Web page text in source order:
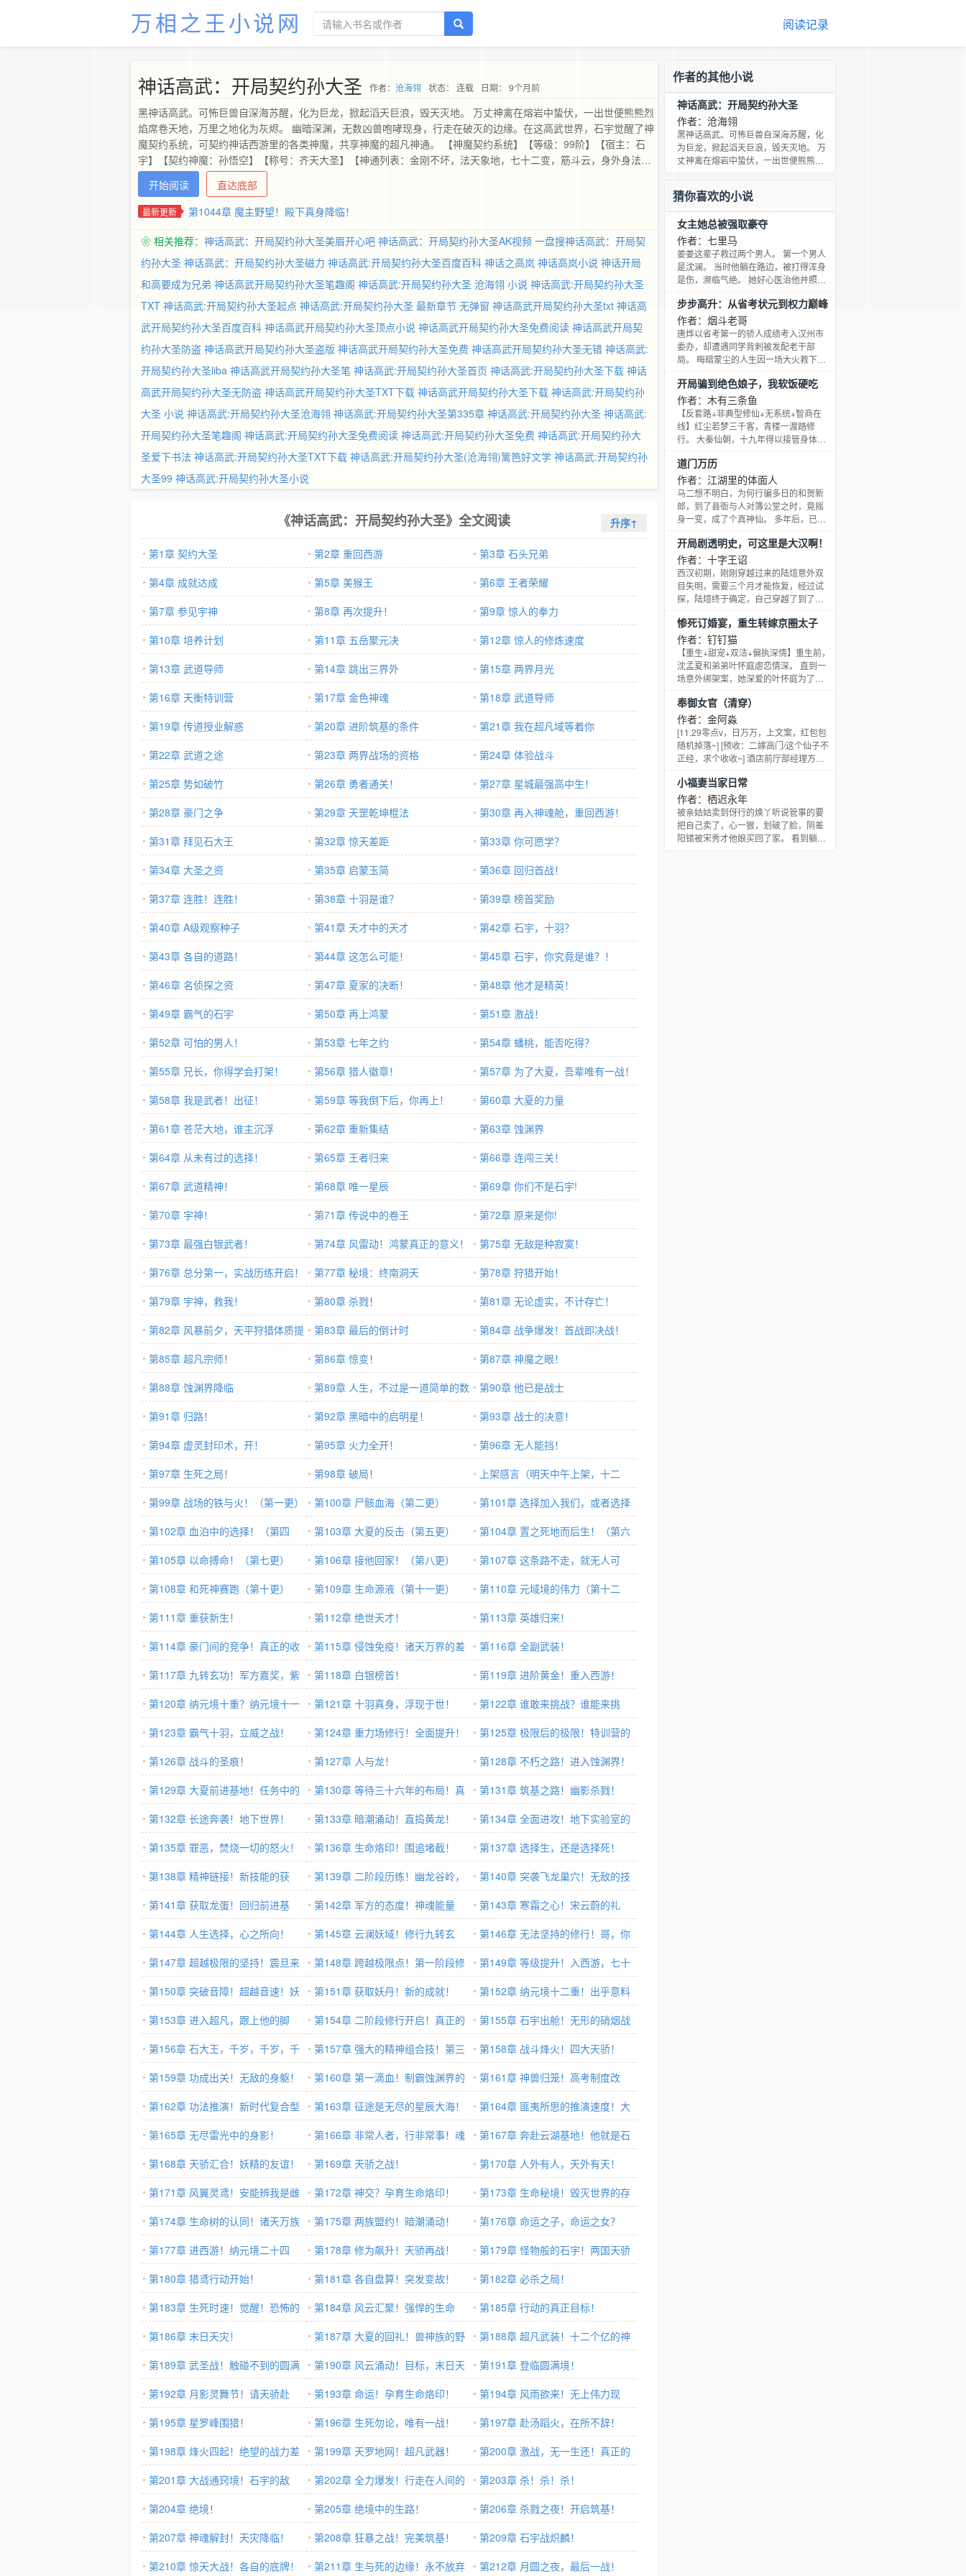
万相之王小说网 阅读记录
神话高武：开局契约孙大圣 作者： 沧海翎 状态： 连载 日期： 9个月前
黑神话高武。可怖巨兽自深海苏醒，化为巨龙，掀起滔天巨浪，毁天灭地。 万丈神禽在熔岩中蛰伏，一出世便熊熊烈
焰席卷天地，万里之地化为灰烬。 幽暗深渊，无数凶兽咆哮现身，行走在破灭的边缘。在这高武世界，石宇觉醒了神
魔契约系统，可契约神话西游里的各类神魔，共享神魔的超凡神通。 【神魔契约系统】【等级：99阶】【宿主：石
宇】【契约神魔：孙悟空】【称号：齐天大圣】【神通列表：金刚不坏，法天象地，七十二变，筋斗云，身外身法，
火眼金睛】多年后。 石宇在宇宙虚空中，望着远处白矮星上的强大异兽，眼神冰冷。这颗白矮星，重力高达地球的三
千万倍！ 再何等坚固的物质，在这种环境下，都将被被还原成最基本的微观粒子。 而这异兽全力爆发时，可在白矮星
上跳出数万公里高度，起跳速度，达到了七千公里每秒！ “不愧是银河系异兽文明排行第三的存在，只可惜遇到了
开始阅读 直达底部
最新更新 第1044章 魔主野望！殿下真身降临！
❀ 相关推荐： 神话高武：开局契约孙大圣美眉开心吧 神话高武：开局契约孙大圣AK视频 一盘搜神话高武：开局契
约孙大圣 神话高武：开局契约孙大圣磁力 神话高武:开局契约孙大圣百度百科 神话之高岚 神话高岚小说 神话开局
和高要成为兄弟 神话高武开局契约孙大圣笔趣阁 神话高武:开局契约孙大圣 沧海翎 小说 神话高武:开局契约孙大圣
TXT 神话高武:开局契约孙大圣起点 神话高武:开局契约孙大圣 最新章节 无弹窗 神话高武开局契约孙大圣txt 神话高
武开局契约孙大圣百度百科 神话高武开局契约孙大圣顶点小说 神话高武开局契约孙大圣免费阅读 神话高武开局契
约孙大圣防盗 神话高武开局契约孙大圣盗版 神话高武开局契约孙大圣免费 神话高武开局契约孙大圣无错 神话高武:
开局契约孙大圣liba 神话高武开局契约孙大圣笔 神话高武:开局契约孙大圣首页 神话高武:开局契约孙大圣下载 神话
高武开局契约孙大圣无防盗 神话高武开局契约孙大圣TXT下载 神话高武开局契约孙大圣下载 神话高武:开局契约孙
大圣 小说 神话高武:开局契约孙大圣沧海翎 神话高武:开局契约孙大圣第335章 神话高武:开局契约孙大圣 神话高武:
开局契约孙大圣笔趣阁 神话高武:开局契约孙大圣免费阅读 神话高武:开局契约孙大圣免费 神话高武:开局契约孙大
圣爱下书法 神话高武:开局契约孙大圣TXT下载 神话高武:开局契约孙大圣(沧海翎)篱笆好文学 神话高武:开局契约孙
大圣99 神话高武:开局契约孙大圣小说
《神话高武：开局契约孙大圣》全文阅读 升序↑
第1章 契约大圣 第2章 重回西游
第3章 石头兄弟
第4章 成就达成
第5章 美猴王
第6章 王者荣耀
第7章 参见宇神
第8章 再次提升！
第9章 惊人的拳力
第10章 培养计划
第11章 五岳聚元决
第12章 惊人的修炼速度
第13章 武道导师
第14章 跳出三界外
第15章 两界月光
第16章 天衡特训营
第17章 金色神魂
第18章 武道导师
第19章 传道授业解惑
第20章 进阶筑基的条件
第21章 我在超凡域等着你
第22章 武道之途
第23章 两界战场的资格
第24章 体验战斗
第25章 势如破竹
第26章 勇者通关！
第27章 星城最强高中生！
第28章 豪门之争
第29章 天罡乾坤棍法
第30章 再入神魂舱，重回西游！
第31章 拜见石大王
第32章 惊天差距
第33章 你可愿学？
第34章 大圣之资
第35章 启蒙玉简
第36章 回归首战！
第37章 连胜！连胜！
第38章 十羽是谁？
第39章 榜首奖励
第40章 A级观察种子
第41章 天才中的天才
第42章 石宇，十羽？
第43章 各自的道路！
第44章 这怎么可能！
第45章 石宇，你究竟是谁？！
第46章 名侦探之资
第47章 夏家的决断！
第48章 他才是精英！
第49章 霸气的石宇
第50章 再上鸿蒙
第51章 激战！
第52章 可怕的男人！
第53章 七年之约
第54章 蟠桃，能否吃得？
第55章 兄长，你得学会打架！
第56章 猎人徽章！
第57章 为了大夏，吾辈唯有一战！
第58章 我是武者！出征！
第59章 等我倒下后，你再上！
第60章 大夏的力量
第61章 苍茫大地，谁主沉浮
第62章 重新集结
第63章 蚀渊界
第64章 从未有过的选择！
第65章 王者归来
第66章 连闯三关！
第67章 武道精神！
第68章 唯一星辰
第69章 你们不是石宇!
第70章 宇神！
第71章 传说中的卷王
第72章 原来是你!
第73章 最强白银武者！
第74章 风雷动！鸿蒙真正的意义！
第75章 无敌是种寂寞！
第76章 总分第一，实战历练开启！
第77章 秘境：终南洞天
第78章 狩猎开始！
第79章 宇神，救我！
第80章 杀戮！
第81章 无论虚实，不计存亡！
第82章 风暴前夕，天平狩猎体质提
升！
第83章 最后的倒计时
第84章 战争爆发！首战即决战！
第85章 超凡宗师！
第86章 惊变！
第87章 神魔之眼！
第88章 蚀渊界降临
第89章 人生，不过是一道简单的数
学题
第90章 他已是战士
第91章 归路！
第92章 黑暗中的启明星！
第93章 战士的决意！
第94章 虚灵封印术，开！
第95章 火力全开！
第96章 无人能挡！
第97章 生死之局！
第98章 破局！
上架感言（明天中午上架，十二
更！求首订！求支持！）
第99章 战场的铁与火！（第一更） 第100章 尸骸血海（第二更）
第101章 选择加入我们，或者选择
死（第三更）
第102章 血泊中的选择！（第四
更）
第103章 大夏的反击（第五更）
第104章 置之死地而后生！（第六
更）
第105章 以命搏命！（第七更） 第106章 接他回家！（第八更）
第107章 这条路不走，就无人可
走！（第九更）
第108章 和死神赛跑（第十更） 第109章 生命源液（第十一更）
第110章 元域境的伟力（第十二
更）
第111章 重获新生！ 第112章 绝世天才！
第113章 英雄归来！
第114章 豪门间的竞争！真正的收
获！
第115章 侵蚀免疫！诸天万界的差
异！
第116章 全副武装！
第117章 九转玄功！军方嘉奖，紫
星勋章！
第118章 白银榜首！
第119章 进阶黄金！重入西游！
第120章 纳元境十重？纳元境十一
重！
第121章 十羽真身，浮现于世！
第122章 谁敢来挑战？谁能来挑
战！
第123章 霸气十羽，立威之战！ 第124章 重力场修行！全面提升！
第125章 极限后的极限！特训营的
目标！
第126章 战斗的圣痕！ 第127章 人与龙！
第128章 不朽之路！进入蚀渊界！
第129章 大夏前进基地！任务中的
任务！
第130章 等待三十六年的布局！真
正的棋手！
第131章 筑基之路！幽影杀戮！
第132章 长途奔袭！地下世界！
第133章 暗潮涌动！直捣黄龙！
第134章 全面进攻！地下实验室的
秘密！
第135章 罪恶，焚烧一切的怒火！ 第136章 生命烙印！围追堵截！
第137章 选择生，还是选择死！
第138章 精神链接！新技能的获
取！
第139章 二阶段历练！幽龙谷岭，
变异飞龙！
第140章 突袭飞龙巢穴！无敌的技
能！
第141章 获取龙蛋！回归前进基
地！
第142章 军方的态度！神魂能量
液！
第143章 寒霜之心！宋云蔚的礼
物！
第144章 人生选择，心之所向！
第145章 云澜妖域！修行九转玄
功！
第146章 无法坚持的修行！哥，你
收了夏姐姐吧！
第147章 超越极限的坚持！震旦来
人！
第148章 跨越极限点！第一阶段修
行完成！
第149章 等级提升！入西游，七十
二妖洞！
第150章 突破音障！超越音速！妖
族大战！
第151章 获取妖丹！新的成就！
第152章 纳元境十二重！出乎意料
的访问者！
第153章 进入超凡，跟上他的脚
步！
第154章 二阶段修行开启！真正的
筹码！
第155章 石宇出舱！无形的硝烟战
场！
第156章 石大王，千岁，千岁，千
千岁!
第157章 强大的精神组合技！第三
阶段修行！
第158章 战斗烽火！四大天骄！
第159章 功成出关！无敌的身躯！
第160章 第一滴血！制霸蚀渊界的
第一步！
第161章 神兽归笼！高考制度改
革！
第162章 功法推演！新时代复合型
武者！
第163章 征途是无尽的星辰大海！
第164章 匪夷所思的推演速度！大
洋彼岸的阴云！
第165章 无尽雷光中的身影！
第166章 非常人者，行非常事！魂
体平衡！
第167章 奔赴云湖基地！他就是石
宇！
第168章 天骄汇合！妖精的友谊！ 第169章 天骄之战！
第170章 人外有人，天外有天！
第171章 风翼灵鸢！安能辨我是雌
雄？！
第172章 神交？孕育生命烙印！
第173章 生命秘境！毁灭世界的存
在！
第174章 生命树的认同！诸天万族
血脉！
第175章 两族盟约！暗潮涌动！
第176章 命运之子，命运之女？
第177章 进西游！纳元境二十四
重！
第178章 修为飙升！天骄再战！
第179章 怪物般的石宇！两国天骄
登场！
第180章 猎鸢行动开始！ 第181章 各自盘算！突发变故！
第182章 必杀之局！
第183章 生死时速！觉醒！恐怖的
神魂！
第184章 风云汇聚！强悍的生命
力！
第185章 行动的真正目标！
第186章 末日天灾！
第187章 大夏的回礼！兽神族的野
望！
第188章 超凡武装！十二个亿的神
兵材料！
第189章 武圣战！触碰不到的圆满
境天花板！
第190章 风云涌动！目标，末日天
灾！
第191章 登临圆满境！
第192章 月影灵舞节！请天骄赴
死！
第193章 命运！孕育生命烙印！
第194章 风雨欲来！无上伟力现
身！
第195章 星罗峰围猎！ 第196章 生死勿论，唯有一战！
第197章 赴汤蹈火，在所不辞！
第198章 烽火四起！绝望的战力差
距！
第199章 天罗地网！超凡武器！
第200章 激战，无一生还！真正的
实力！
第201章 大战通窍境！石宇的敌
人，就是花灵的敌人！
第202章 全力爆发！行走在人间的
神明！
第203章 杀！杀！杀！
第204章 绝境！
第205章 绝境中的生路！
第206章 杀戮之夜！开启筑基！
第207章 神魂解封！天灾降临！
第208章 狂暴之战！完美筑基！
第209章 石宇战炽麟！
第210章 惊天大战！各自的底牌！
第211章 生与死的边缘！永不放弃 第212章 月圆之夜，最后一战！
作者的其他小说
神话高武：开局契约孙大圣
作者：沧海翎
黑神话高武。可怖巨兽自深海苏醒，化
为巨龙，掀起滔天巨浪，毁天灭地。 万
丈神禽在熔岩中蛰伏，一出世便熊熊烈
的边缘。在这高武世界，石宇觉醒了神
魔契约系统，可契约神话西游里的各类
神魔，共享神魔的超凡神通。 【神魔契
约系统】【等级：99阶】【宿主：石
宇】【契约神魔：孙悟空】【称号：齐
天大圣】【神通列表：金刚不坏，法天
象地，七十二变，筋斗
猜你喜欢的小说
女主她总被强取豪夺
作者：七里马
姜姜这辈子救过两个男人。 第一个男人
是沈澜。 当时他躺在路边，被打得浑身
是伤，濒临气绝。 她好心医治他并照顾
后来，姜姜确实后悔了。 沈澜害她家破
人亡。 第二个男人，是太傅府的五公子
徐慕白，他因幼时从马背上摔了下来，
双腿残疾，性情孤戾。 姜姜隐姓埋名进
了太傅府，成了他的丫鬟，对他双腿残
沈澜发现了姜姜的踪迹，姜姜只好再次
逃跑。
步步高升：从省考状元到权力巅峰
作者：烟斗老哥
唐烨以省考第一的骄人成绩考入汉州市
委办，却遭遇同学背刺被发配老干部
局。 晦暗蒙尘的人生因一场大火救下
记秘书或挂职基层的抉择时，他出人意
料地选择从乡镇出发。 问苍茫大地，谁
主沉浮？纵横仕途，唯有政绩才是硬通
货！唐烨凭借超前格局、宽阔视野，灵
活通润的处世哲学，在红利时代的浪潮
继而步步高升……
开局骗到绝色娘子，我软饭硬吃
作者：木有三条鱼
【反套路+非典型修仙+无系统+智商在
线】红尘若梦三千客，青楼一渡踏修
行。 大秦仙朝，十九年得以接管身体的
色娘子，还得面对暗中的仇家，但……
这就必须稳健发育吗？ 不，他一路修
行，一路成长。以狂徒之名，背负杨家
希望。报家仇，踏天下，金戈铁马！
道门万历
作者：江湖里的体面人
马二想不明白，为何行骗多日的和贺新
郎，到了县衙与人对簿公堂之时，竟摇
身一变，成了个真神仙。 多年后，已被
个哄自己一同行骗的贺新郎，怎么就成
道祖了呢？ 贺新郎：修道千百年以来，
筚路蓝缕；得道二百年春秋，舍我其
谁。
开局剧透明史，可这里是大汉啊！
作者：十字王诏
西汉初期，刚刚穿越过来的陆煊意外双
目失明，需要三个月才能恢复，经过试
探，陆煊终于确定，自己穿越了到了大
年穿越小说的陆煊清楚怎么用剧透获得
荣华富贵，于是他开始了疯狂剧透之
路！ 陆煊：“皇后会死在皇帝前面，并且
太子也死在皇帝前面了，甚至皇长孙也
死在了皇帝前面。”刘邦：？ 朕的吕后，
孙，都会死在朕的前面？ 陆煊：“更加可
惜的是，第二位
惨死订婚宴，重生转嫁京圈太子
作者：钉钉猫
【重生+甜宠+双洁+偏执深情】重生前，
沈孟夏和弟弟叶怀庭虐恋情深。 直到一
场意外绑架案，她深爱的叶怀庭为了去
般折磨，死在那个雨夜。 弥留之际却听
到哥哥傅宴宸说：“夏夏别怕，有我在。”
沈孟夏才知道，最爱自己的人一直就在
身边，临死那刻，他紧紧拥抱她，冰凉
的唇贴在她耳边，嘶哑祈求：“夏夏，不
水，一遍一遍重复着：“好，我爱......”
奉御女官（清穿）
作者：金阿淼
[11.29零点v，日万万，上文案，红包包
随机掉落~] [预收：二嫁高门/这个仙子不
正经，求个收收~] 酒店前厅部经理方荷
康熙二十三年的紫禁城。 她穿成了乾清
宫茶房烧水宫女芳荷。 年二十二，长相
素淡，老实沉闷，进宫十年唯一的运气
是被分到乾清宫，然后……就没有然后
了。 芳荷在乾清宫九年，很少进殿伺
小福妻当家日常
作者：栖迟永年
被亲姑姑卖到伢行的焕丫听说管事的要
把自己卖了，心一狠，划破了脸，阴差
阳错被宋秀才他娘买回了家。 看到躺在